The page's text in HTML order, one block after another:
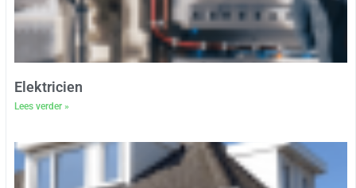
Elektricien
Lees verder »